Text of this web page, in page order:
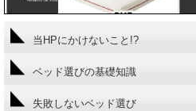
当HPにかけないこと!?
ベッド選びの基礎知識
失敗しないベッド選び